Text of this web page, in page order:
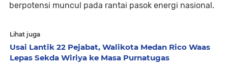
berpotensi muncul pada rantai pasok energi nasional.
Lihat juga
Usai Lantik 22 Pejabat, Walikota Medan Rico Waas
Lepas Sekda Wiriya ke Masa Purnatugas